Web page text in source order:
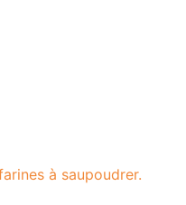
à saupoudrer.